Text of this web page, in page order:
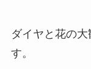
ダイヤと花の
す。